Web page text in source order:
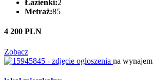
Łazienki:2
Metraż:85
4 200 PLN
Zobacz
na wynajem